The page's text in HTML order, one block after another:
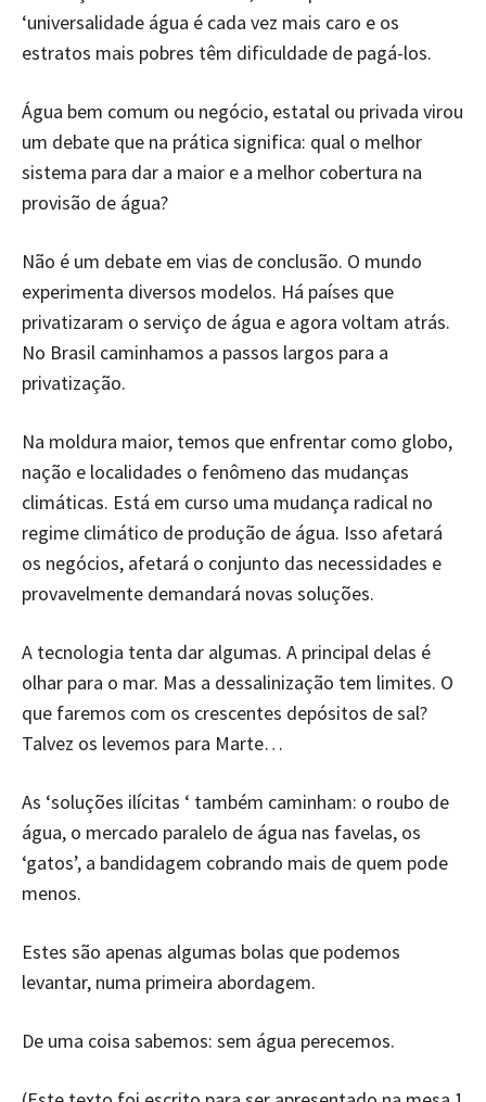
‘universalidade água é cada vez mais caro e os
estratos mais pobres têm dificuldade de pagá-los.
Água bem comum ou negócio, estatal ou privada virou
um debate que na prática significa: qual o melhor
sistema para dar a maior e a melhor cobertura na
provisão de água?
Não é um debate em vias de conclusão. O mundo
experimenta diversos modelos. Há países que
privatizaram o serviço de água e agora voltam atrás.
No Brasil caminhamos a passos largos para a
privatização.
Na moldura maior, temos que enfrentar como globo,
nação e localidades o fenômeno das mudanças
climáticas. Está em curso uma mudança radical no
regime climático de produção de água. Isso afetará
os negócios, afetará o conjunto das necessidades e
provavelmente demandará novas soluções.
A tecnologia tenta dar algumas. A principal delas é
olhar para o mar. Mas a dessalinização tem limites. O
que faremos com os crescentes depósitos de sal?
Talvez os levemos para Marte…
As ‘soluções ilícitas ‘ também caminham: o roubo de
água, o mercado paralelo de água nas favelas, os
‘gatos’, a bandidagem cobrando mais de quem pode
menos.
Estes são apenas algumas bolas que podemos
levantar, numa primeira abordagem.
De uma coisa sabemos: sem água perecemos.